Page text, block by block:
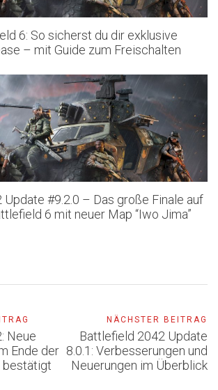
6: So sicherst du dir exklusive
– mit Guide zum Freischalten
#9.2.0 – Das große Finale auf
6 mit neuer Map “Iwo Jima”
Neue
Ende der
bestätigt
NÄCHSTER BEITRAG
Battlefield 2042 Update
8.0.1: Verbesserungen und
Neuerungen im Überblick